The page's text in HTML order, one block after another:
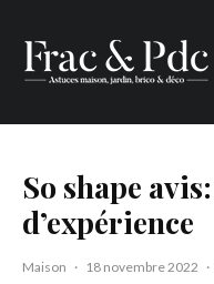
So shape
d’expérience
Maison · 18 novembre 2022 ·